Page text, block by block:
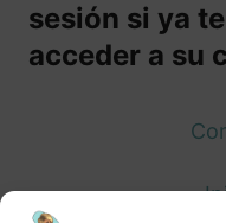
1 lección
Bonus
sesión si ya
acceder a su